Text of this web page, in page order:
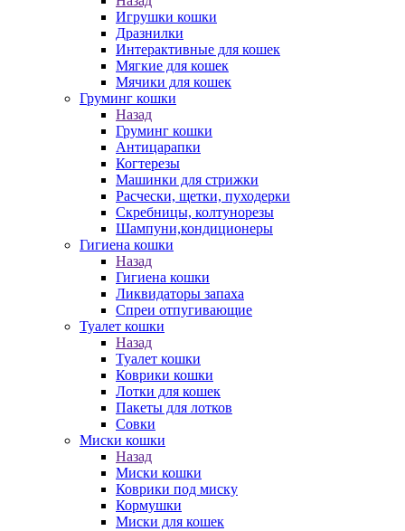
Игрушки кошки
Дразнилки
Интерактивные для кошек
Мягкие для кошек
Мячики для кошек
Груминг кошки
Назад
Груминг кошки
Антицарапки
Когтерезы
Машинки для стрижки
Расчески, щетки, пуходерки
Скребницы, колтунорезы
Шампуни,кондиционеры
Гигиена кошки
Назад
Гигиена кошки
Ликвидаторы запаха
Спреи отпугивающие
Туалет кошки
Назад
Туалет кошки
Коврики кошки
Лотки для кошек
Пакеты для лотков
Совки
Миски кошки
Назад
Миски кошки
Коврики под миску
Кормушки
Миски для кошек